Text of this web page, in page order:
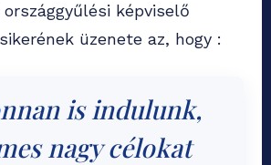
képviselő
üzenete az, hogy :
is indulunk,
nagy célokat